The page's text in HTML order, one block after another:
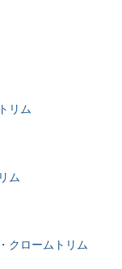
リム
ム
クロームトリム